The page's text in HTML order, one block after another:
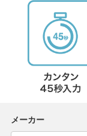
メーカー